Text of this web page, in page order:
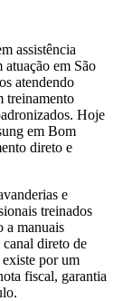
assistência
atuação em São
atendendo
treinamento
Hoje
em Bom
direto e
e
treinados
a manuais
direto de
existe por um
fiscal, garantia